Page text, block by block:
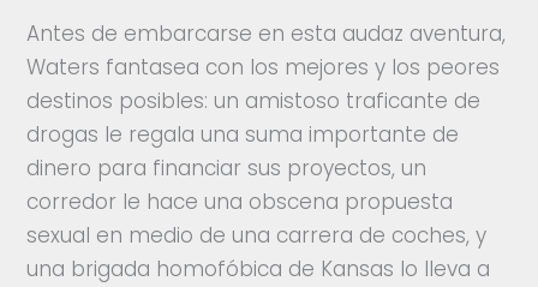
Antes de embarcarse en esta audaz aventura,
Waters fantasea con los mejores y los peores
destinos posibles: un amistoso traficante de
drogas le regala una suma importante de
dinero para financiar sus proyectos, un
corredor le hace una obscena propuesta
sexual en medio de una carrera de coches, y
una brigada homofóbica de Kansas lo lleva a